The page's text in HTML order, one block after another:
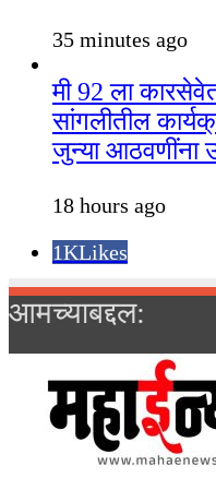
35 minutes ago
मी 92 ला
सांगलीतील
जुन्या आठवणींना
18 hours ago
1KLikes
आमच्याबद्दल: